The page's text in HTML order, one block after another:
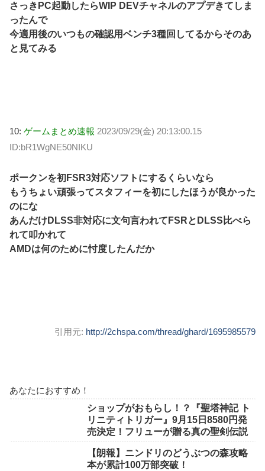
さっきPC起動したらWIP DEVチャネルのアプデきてしま
ったんで
今適用後のいつもの確認用ベンチ3種回してるからそのあ
と見てみる
10: ゲームまとめ速報 2023/09/29(金) 20:13:00.15
ID:bR1WgNE50NIKU
ポークンを初FSR3対応ソフトにするくらいなら
もうちょい頑張ってスタフィーを初にしたほうが良かった
のにな
あんだけDLSS非対応に文句言われてFSRとDLSS比べら
れて叩かれて
AMDは何のために忖度したんだか
引用元: http://2chspa.com/thread/ghard/1695985579
あなたにおすすめ！
ショップがおもらし！？『聖塔神記 ト
リニティトリガー』9月15日8580円発
売決定！フリューが贈る真の聖剣伝説
【朗報】ニンドリのどうぶつの森攻略
本が累計100万部突破！